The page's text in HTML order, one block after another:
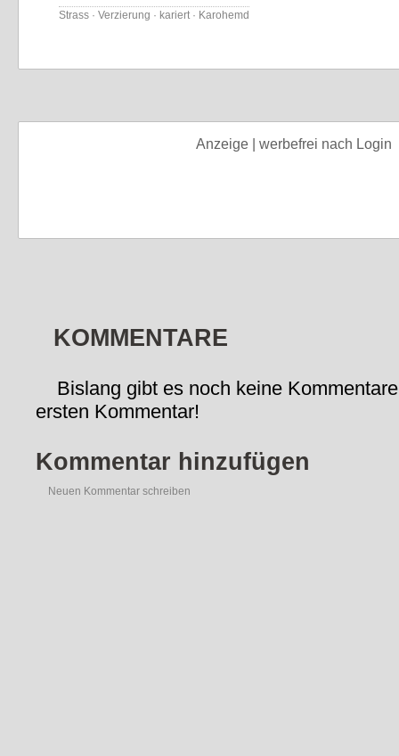
Strass · Verzierung · kariert · Karohemd
Anzeige | werbefrei nach Login
KOMMENTARE
Bislang gibt es noch keine
ersten Kommentar!
Kommentar hinzufügen
Neuen Kommentar schreiben